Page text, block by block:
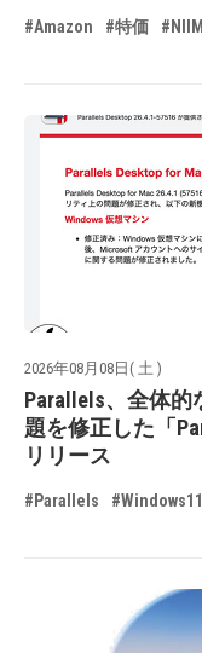
#Amazon #特価
2026年08月08日( 土 )
Parallels、全体的
題を修正した「
リリース
#Parallels #Windows11